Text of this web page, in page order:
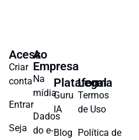
Acesso
Criar
conta
Entrar
Seja
A
Empresa
Na
mídia
Dados
do e-
Plataforma
Guru
IA
Blog
Legal
Termos
de Uso
Política de